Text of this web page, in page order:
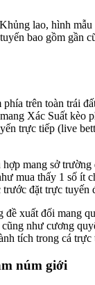
lao, hình
bao gồm
trên toàn trái
Xác Suất
trực tiếp (live
mang sở
mua thấy 1 số
đặt trực tuyến
xuất đối mang
như cương
tích trong cá trực
núm giới